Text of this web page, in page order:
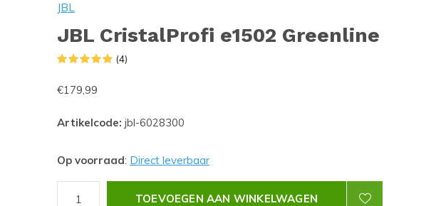
JBL
JBL CristalProfi e1502 Greenline
(4)
€179,99
Artikelcode: jbl-6028300
Op voorraad: Direct leverbaar
TOEVOEGEN AAN WINKELWAGEN